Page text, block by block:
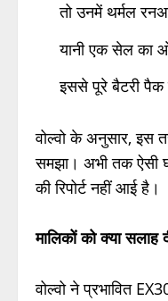
तो उनमें थर्मल
यानी एक सेल का
इससे पूरे बैटरी
वोल्वो के अनुसार, इस
समझा। अभी तक ऐसी
की रिपोर्ट नहीं आई है।
मालिकों को क्या सलाह
वोल्वो ने प्रभावित